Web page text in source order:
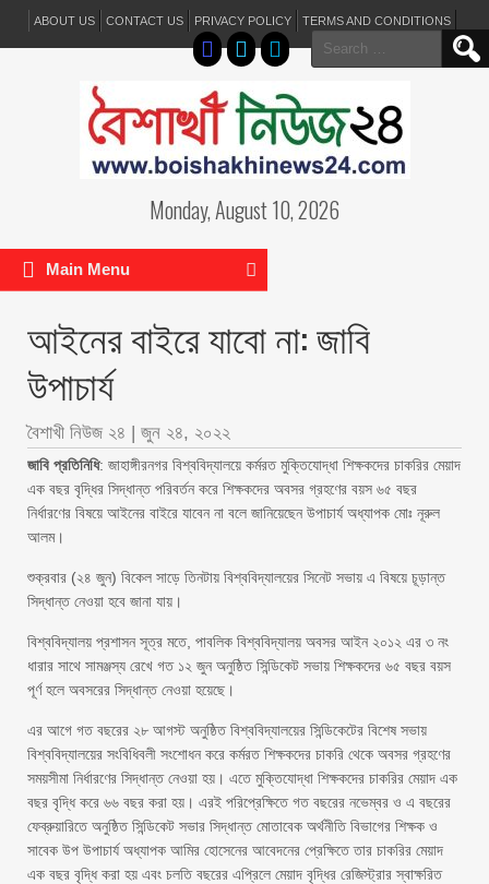
ABOUT US CONTACT US PRIVACY POLICY TERMS AND CONDITIONS
Search
for:
Monday, August 10, 2026
Main Menu
আইনের বাইরে যাবো না: জাবি
উপাচার্য
বৈশাখী নিউজ ২৪ | জুন ২৪, ২০২২
জাবি প্রতিনিধি: জাহাঙ্গীরনগর বিশ্ববিদ্যালয়ে কর্মরত মুক্তিযোদ্ধা শিক্ষকদের চাকরির মেয়াদ
এক বছর বৃদ্ধির সিদ্ধান্ত পরিবর্তন করে শিক্ষকদের অবসর গ্রহণের বয়স ৬৫ বছর
নির্ধারণের বিষয়ে আইনের বাইরে যাবেন না বলে জানিয়েছেন উপাচার্য অধ্যাপক মোঃ নূরুল
আলম।
শুক্রবার (২৪ জুন) বিকেল সাড়ে তিনটায় বিশ্ববিদ্যালয়ের সিনেট সভায় এ বিষয়ে চূড়ান্ত
সিদ্ধান্ত নেওয়া হবে জানা যায়।
বিশ্ববিদ্যালয় প্রশাসন সূত্র মতে, পাবলিক বিশ্ববিদ্যালয় অবসর আইন ২০১২ এর ৩ নং
ধারার সাথে সামঞ্জস্য রেখে গত ১২ জুন অনুষ্ঠিত সিন্ডিকেট সভায় শিক্ষকদের ৬৫ বছর বয়স
পূর্ণ হলে অবসরের সিদ্ধান্ত নেওয়া হয়েছে।
এর আগে গত বছরের ২৮ আগস্ট অনুষ্ঠিত বিশ্ববিদ্যালয়ের সিন্ডিকেটের বিশেষ সভায়
বিশ্ববিদ্যালয়ের সংবিধিবলী সংশোধন করে কর্মরত শিক্ষকদের চাকরি থেকে অবসর গ্রহণের
সময়সীমা নির্ধারণের সিদ্ধান্ত নেওয়া হয়। এতে মুক্তিযোদ্ধা শিক্ষকদের চাকরির মেয়াদ এক
বছর বৃদ্ধি করে ৬৬ বছর করা হয়। এরই পরিপ্রেক্ষিতে গত বছরের নভেম্বর ও এ বছরের
ফেব্রুয়ারিতে অনুষ্ঠিত সিন্ডিকেট সভার সিদ্ধান্ত মোতাবেক অর্থনীতি বিভাগের শিক্ষক ও
সাবেক উপ উপাচার্য অধ্যাপক আমির হোসেনের আবেদনের প্রেক্ষিতে তার চাকরির মেয়াদ
এক বছর বৃদ্ধি করা হয় এবং চলতি বছরের এপ্রিলে মেয়াদ বৃদ্ধির রেজিস্ট্রার স্বাক্ষরিত